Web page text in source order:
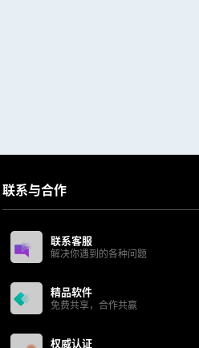
联系与合作
联系客服
解决你遇到的各种问题
精品软件
免费共享，合作共赢
权威认证